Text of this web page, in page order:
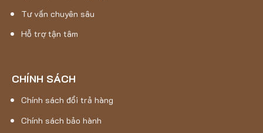
Tư vấn chuyên sâu
Hỗ trợ tận tâm
CHÍNH SÁCH
Chính sách đổi trả hàng
Chính sách bảo hành